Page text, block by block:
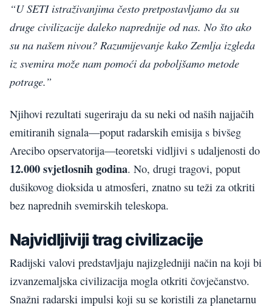
“U SETI istraživanjima često pretpostavljamo da su
druge civilizacije daleko naprednije od nas. No što ako
su na našem nivou? Razumijevanje kako Zemlja izgleda
iz svemira može nam pomoći da poboljšamo metode
potrage.”
Njihovi rezultati sugeriraju da su neki od naših najjačih
emitiranih signala—poput radarskih emisija s bivšeg
Arecibo opservatorija—teoretski vidljivi s udaljenosti do
12.000 svjetlosnih godina. No, drugi tragovi, poput
dušikovog dioksida u atmosferi, znatno su teži za otkriti
bez naprednih svemirskih teleskopa.
Najvidljiviji trag civilizacije
Radijski valovi predstavljaju najizgledniji način na koji bi
izvanzemaljska civilizacija mogla otkriti čovječanstvo.
Snažni radarski impulsi koji su se koristili za planetarnu